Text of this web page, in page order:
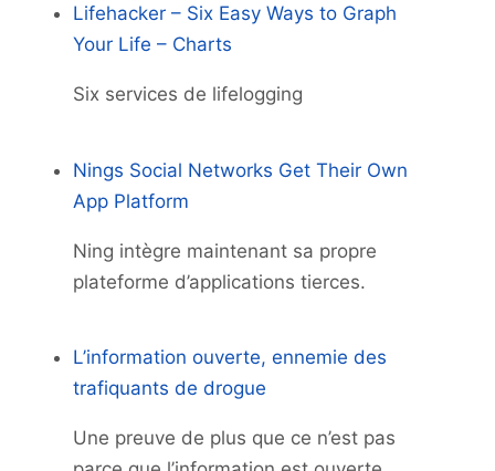
Lifehacker – Six Easy Ways to Graph
Your Life – Charts
Six services de lifelogging
Nings Social Networks Get Their Own
App Platform
Ning intègre maintenant sa propre
plateforme d’applications tierces.
L’information ouverte, ennemie des
trafiquants de drogue
Une preuve de plus que ce n’est pas